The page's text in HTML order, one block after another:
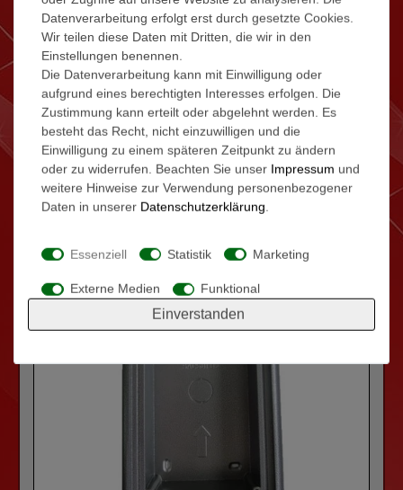
4"TFT ERWEITERUNGSSTATION VT39 INKL.
TRAFO FÜR UNSERE VT-4-DRAHT
SPRECHANLAGEN
Artikel anzeigen
Details
Datenverarbeitung erfolgt erst durch gesetzte Cookies.
Wir teilen diese Daten mit Dritten, die wir in den
Einstellungen benennen.
Die Datenverarbeitung kann mit Einwilligung oder
aufgrund eines berechtigten Interesses erfolgen. Die
Zustimmung kann erteilt oder abgelehnt werden. Es
besteht das Recht, nicht einzuwilligen und die
Einwilligung zu einem späteren Zeitpunkt zu ändern
oder zu widerrufen. Beachten Sie unser Impressum und
weitere Hinweise zur Verwendung personenbezogener
Daten in unserer Daten­schutz­erklärung.
Essenziell Statistik Marketing
Externe Medien Funktional
Einverstanden